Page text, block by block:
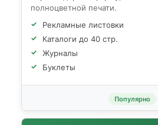
полноцветной печати.
Рекламные листовки
Каталоги до 40 стр.
Журналы
Буклеты
Популярно